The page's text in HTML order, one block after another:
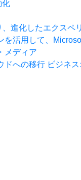
化
進化したエクスペ
活用して、
メディア
ドへの移行 ビジネ